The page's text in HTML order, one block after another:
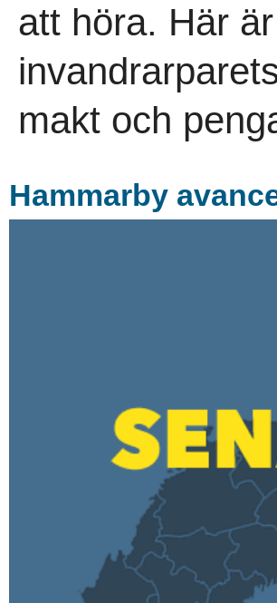
att höra. Här
makt och
Hammarby